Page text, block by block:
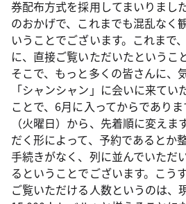
券配布方式を採用してまいりまし
のおかげで、これまでも混乱なく
いうことでございます。これまで
に、直接ご覧いただいたというこ
そこで、もっと多くの皆さんに、
「シャンシャン」に会いに来てい
ことで、6月に入ってからであり
（火曜日）から、先着順に変えま
だく形によって、予約であるとか
手続きがなく、列に並んでいただ
るということでございます。こう
ご覧いただける人数というのは、